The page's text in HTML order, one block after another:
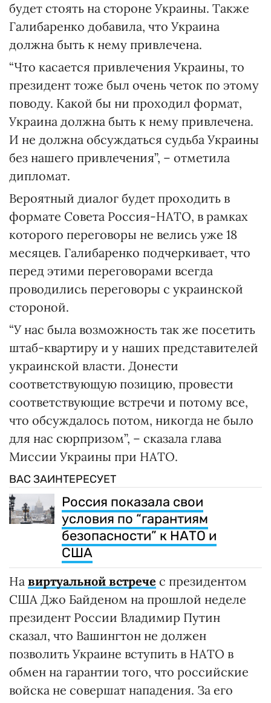
будет стоять на стороне Украины. Также
Галибаренко добавила, что Украина
должна быть к нему привлечена.
“Что касается привлечения Украины, то
президент тоже был очень четок по этому
поводу. Какой бы ни проходил формат,
Украина должна быть к нему привлечена.
И не должна обсуждаться судьба Украины
без нашего привлечения”, – отметила
дипломат.
Вероятный диалог будет проходить в
формате Совета Россия-НАТО, в рамках
которого переговоры не велись уже 18
месяцев. Галибаренко подчеркивает, что
перед этими переговорами всегда
проводились переговоры с украинской
стороной.
“У нас была возможность так же посетить
штаб-квартиру и у наших представителей
украинской власти. Донести
соответствующую позицию, провести
соответствующие встречи и потому все,
что обсуждалось потом, никогда не было
для нас сюрпризом”, – сказала глава
Миссии Украины при НАТО.
ВАС ЗАИНТЕРЕСУЕТ
Россия показала свои
условия по “гарантиям
безопасности” к НАТО и
США
На виртуальной встрече с президентом
США Джо Байденом на прошлой неделе
президент России Владимир Путин
сказал, что Вашингтон не должен
позволить Украине вступить в НАТО в
обмен на гарантии того, что российские
войска не совершат нападения. За его